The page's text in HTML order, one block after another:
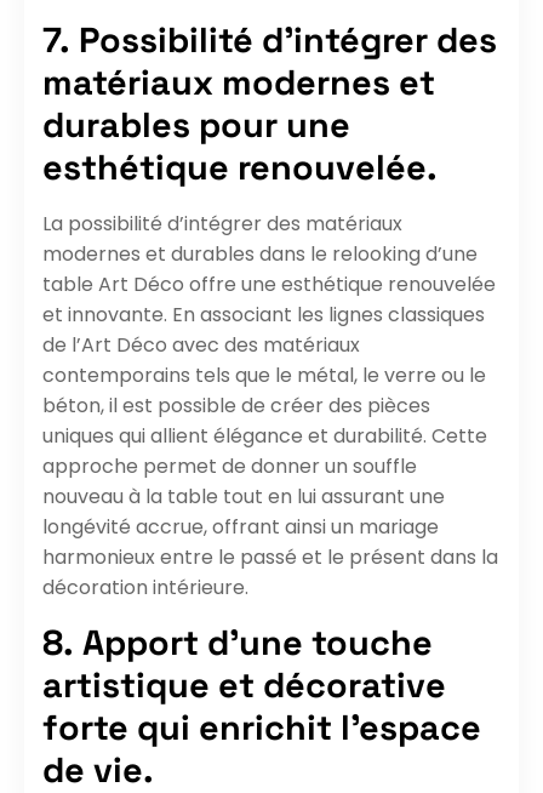
7. Possibilité d’intégrer des
matériaux modernes et
durables pour une
esthétique renouvelée.
La possibilité d’intégrer des matériaux
modernes et durables dans le relooking d’une
table Art Déco offre une esthétique renouvelée
et innovante. En associant les lignes classiques
de l’Art Déco avec des matériaux
contemporains tels que le métal, le verre ou le
béton, il est possible de créer des pièces
uniques qui allient élégance et durabilité. Cette
approche permet de donner un souffle
nouveau à la table tout en lui assurant une
longévité accrue, offrant ainsi un mariage
harmonieux entre le passé et le présent dans la
décoration intérieure.
8. Apport d’une touche
artistique et décorative
forte qui enrichit l’espace
de vie.